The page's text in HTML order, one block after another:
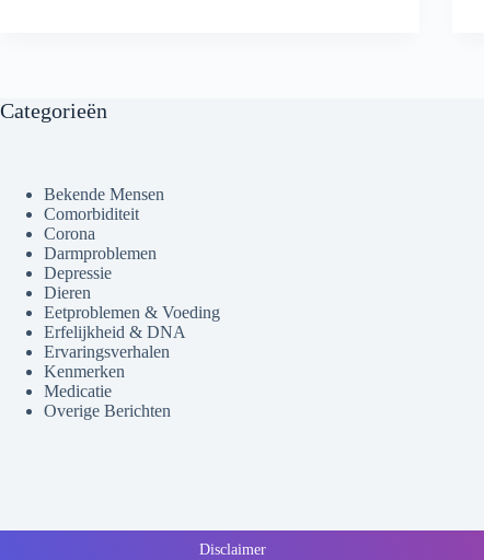
Categorieën
Bekende Mensen
Comorbiditeit
Corona
Darmproblemen
Depressie
Dieren
Eetproblemen & Voeding
Erfelijkheid & DNA
Ervaringsverhalen
Kenmerken
Medicatie
Overige Berichten
Disclaimer